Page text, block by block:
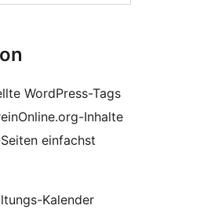
WordPress-Tags
Inhalte
einfachst
Kalender